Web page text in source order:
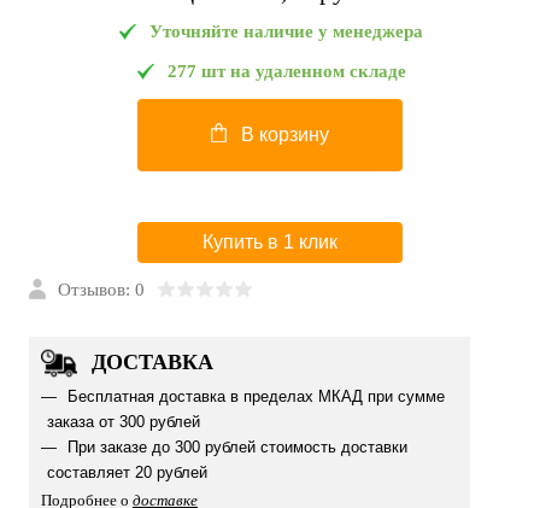
Уточняйте наличие у менеджера
277 шт на удаленном складе
В корзину
Купить в 1 клик
Отзывов: 0
ДОСТАВКА
Бесплатная доставка в пределах МКАД при сумме
заказа от 300 рублей
При заказе до 300 рублей стоимость доставки
составляет 20 рублей
Подробнее о доставке